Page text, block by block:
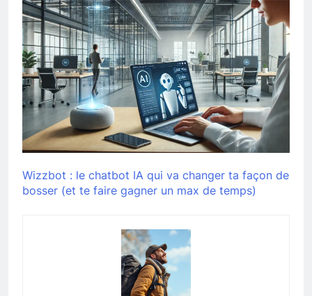
Wizzbot : le chatbot IA qui va changer ta façon de
bosser (et te faire gagner un max de temps)